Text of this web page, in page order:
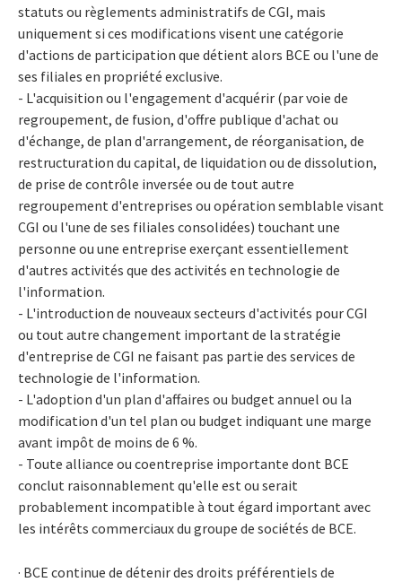
statuts ou règlements administratifs de CGI, mais
uniquement si ces modifications visent une catégorie
d'actions de participation que détient alors BCE ou l'une de
ses filiales en propriété exclusive.
- L'acquisition ou l'engagement d'acquérir (par voie de
regroupement, de fusion, d'offre publique d'achat ou
d'échange, de plan d'arrangement, de réorganisation, de
restructuration du capital, de liquidation ou de dissolution,
de prise de contrôle inversée ou de tout autre
regroupement d'entreprises ou opération semblable visant
CGI ou l'une de ses filiales consolidées) touchant une
personne ou une entreprise exerçant essentiellement
d'autres activités que des activités en technologie de
l'information.
- L'introduction de nouveaux secteurs d'activités pour CGI
ou tout autre changement important de la stratégie
d'entreprise de CGI ne faisant pas partie des services de
technologie de l'information.
- L'adoption d'un plan d'affaires ou budget annuel ou la
modification d'un tel plan ou budget indiquant une marge
avant impôt de moins de 6 %.
- Toute alliance ou coentreprise importante dont BCE
conclut raisonnablement qu'elle est ou serait
probablement incompatible à tout égard important avec
les intérêts commerciaux du groupe de sociétés de BCE.
· BCE continue de détenir des droits préférentiels de